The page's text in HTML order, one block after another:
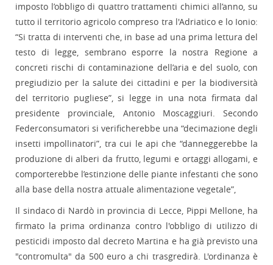
imposto l’obbligo di quattro trattamenti chimici all’anno, su
tutto il territorio agricolo compreso tra l'Adriatico e lo Ionio:
“Si tratta di interventi che, in base ad una prima lettura del
testo di legge, sembrano esporre la nostra Regione a
concreti rischi di contaminazione dell’aria e del suolo, con
pregiudizio per la salute dei cittadini e per la biodiversità
del territorio pugliese”, si legge in una nota firmata dal
presidente provinciale, Antonio Moscaggiuri. Secondo
Federconsumatori si verificherebbe una “decimazione degli
insetti impollinatori”, tra cui le api che “danneggerebbe la
produzione di alberi da frutto, legumi e ortaggi allogami, e
comporterebbe l’estinzione delle piante infestanti che sono
alla base della nostra attuale alimentazione vegetale”,
Il sindaco di Nardò in provincia di Lecce, Pippi Mellone, ha
firmato la prima ordinanza contro l'obbligo di utilizzo di
pesticidi imposto dal decreto Martina e ha già previsto una
"contromulta" da 500 euro a chi trasgredirà. L'ordinanza è